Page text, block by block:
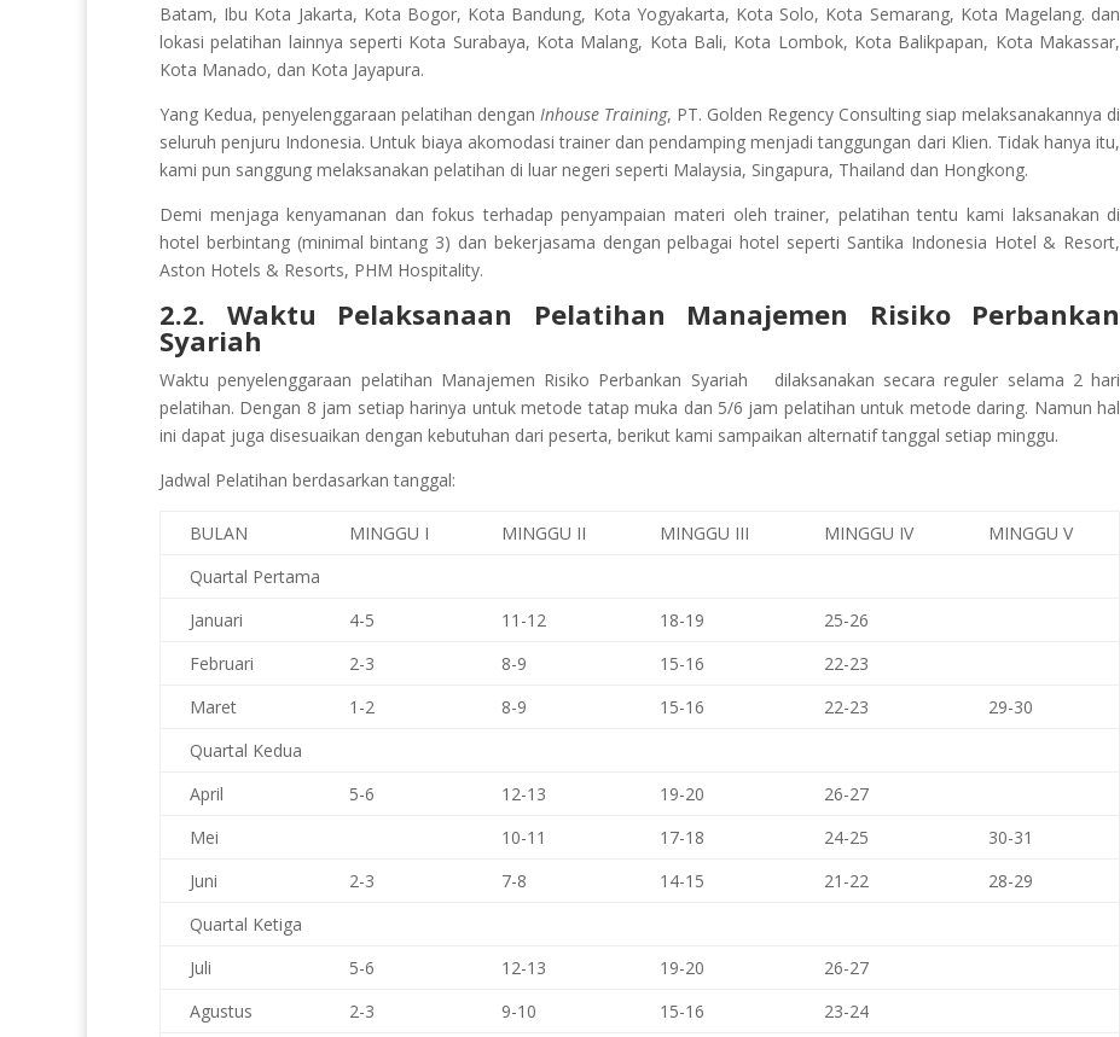
Batam, Ibu Kota Jakarta, Kota Bogor, Kota Bandung, Kota Yogyakarta, Kota Solo, Kota Semarang, Kota Magelang. dan
lokasi pelatihan lainnya seperti Kota Surabaya, Kota Malang, Kota Bali, Kota Lombok, Kota Balikpapan, Kota Makassar,
Kota Manado, dan Kota Jayapura.
Yang Kedua, penyelenggaraan pelatihan dengan Inhouse Training, PT. Golden Regency Consulting siap melaksanakannya di
seluruh penjuru Indonesia. Untuk biaya akomodasi trainer dan pendamping menjadi tanggungan dari Klien. Tidak hanya itu,
kami pun sanggung melaksanakan pelatihan di luar negeri seperti Malaysia, Singapura, Thailand dan Hongkong.
Demi menjaga kenyamanan dan fokus terhadap penyampaian materi oleh trainer, pelatihan tentu kami laksanakan di
hotel berbintang (minimal bintang 3) dan bekerjasama dengan pelbagai hotel seperti Santika Indonesia Hotel & Resort,
Aston Hotels & Resorts, PHM Hospitality.
2.2. Waktu Pelaksanaan Pelatihan Manajemen Risiko Perbankan
Syariah
Waktu penyelenggaraan pelatihan Manajemen Risiko Perbankan Syariah
dilaksanakan secara reguler selama 2 hari
pelatihan. Dengan 8 jam setiap harinya untuk metode tatap muka dan 5/6 jam pelatihan untuk metode daring. Namun hal
ini dapat juga disesuaikan dengan kebutuhan dari peserta, berikut kami sampaikan alternatif tanggal setiap minggu.
Jadwal Pelatihan berdasarkan tanggal:
BULAN MINGGU I MINGGU II MINGGU III MINGGU IV
MINGGU V
Quartal Pertama
Januari
4-5 11-12 18-19
25-26
Februari
2-3 8-9 15-16
22-23
Maret
1-2 8-9 15-16 22-23
29-30
Quartal Kedua
April
5-6 12-13 19-20
26-27
Mei
10-11 17-18 24-25
30-31
Juni
2-3 7-8 14-15 21-22
28-29
Quartal Ketiga
Juli
5-6 12-13 19-20
26-27
Agustus
2-3 9-10 15-16
23-24